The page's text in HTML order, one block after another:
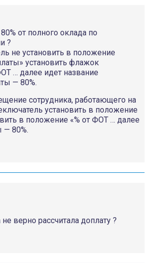
от полного оклада по
?
не установить в положение
установить флажок
… далее идет название
— 80%.
сотрудника, работающего на
установить в положение
в положение «% от ФОТ … далее
— 80%.
верно рассчитала доплату ?